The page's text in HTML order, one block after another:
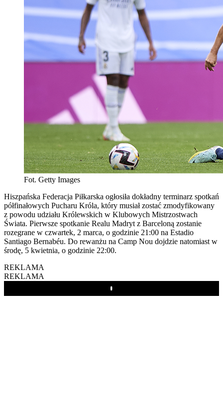
Fot. Getty Images
Hiszpańska Federacja Piłkarska ogłosiła dokładny terminarz spotkań
półfinałowych Pucharu Króla, który musiał zostać zmodyfikowany
z powodu udziału Królewskich w Klubowych Mistrzostwach
Świata. Pierwsze spotkanie Realu Madryt z Barceloną zostanie
rozegrane w czwartek, 2 marca, o godzinie 21:00 na Estadio
Santiago Bernabéu. Do rewanżu na Camp Nou dojdzie natomiast w
środę, 5 kwietnia, o godzinie 22:00.
REKLAMA
REKLAMA
Play